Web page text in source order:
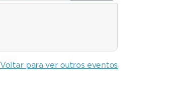
Voltar para ver outros eventos